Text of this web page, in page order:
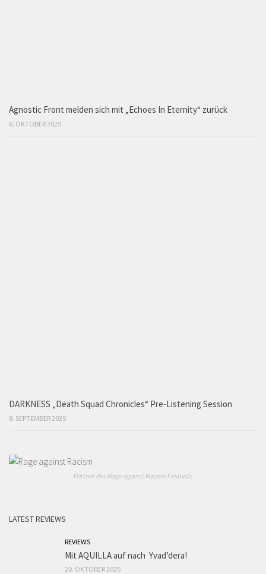
Agnostic Front melden sich mit „Echoes In Eternity“ zurück
6. OKTOBER 2025
DARKNESS „Death Squad Chronicles“ Pre-Listening Session
8. SEPTEMBER 2025
Partner des Rage against Racism Festivals
LATEST REVIEWS
REVIEWS
Mit AQUILLA auf nach Yvad’dera!
20. OKTOBER 2025